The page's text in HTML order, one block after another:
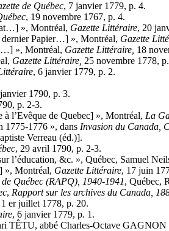
de Québec, 7 janvier 1779, p. 4.
, 19 novembre 1767, p. 4.
», Montréal, Gazette Littéraire, 20
dernier Papier…] », Montréal, Gazette
», Montréal, Gazette Littéraire, 18
Gazette Littéraire, 25 novembre 1778,
, 6 janvier 1779, p. 2.
1790, p. 3.
p. 2-3.
l’Evêque de Quebec] », Montréal, La
1775-1776 », dans Invasion du Canada,
Verreau (éd.)].
, 29 avril 1790, p. 2-3.
l’éducation, &c. », Québec, Samuel
», Montréal, Gazette Littéraire, 17 juin
Québec (RAPQ), 1940-1941, Québec,
, Rapport sur les archives du Canada,
1 er juillet 1778, p. 20.
, 6 janvier 1779, p. 1.
TÊTU, abbé Charles-Octave GAGNON